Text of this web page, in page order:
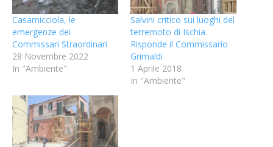
Casamicciola, le
emergenze dei
Commissari Straordinari
28 Novembre 2022
In "Ambiente"
Salvini critico sui luoghi del
terremoto di Ischia.
Risponde il Commissario
Grimaldi
1 Aprile 2018
In "Ambiente"